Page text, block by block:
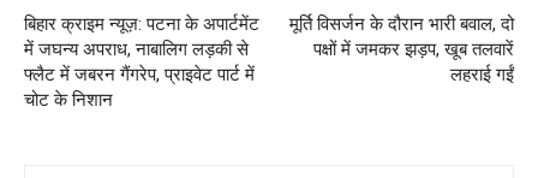
बिहार क्राइम न्यूज़: पटना के अपार्टमेंट
में जघन्य अपराध, नाबालिग लड़की से
फ्लैट में जबरन गैंगरेप, प्राइवेट पार्ट में
चोट के निशान
मूर्ति विसर्जन के दौरान भारी बवाल, दो
पक्षों में जमकर झड़प, खूब तलवारें
लहराई गईं